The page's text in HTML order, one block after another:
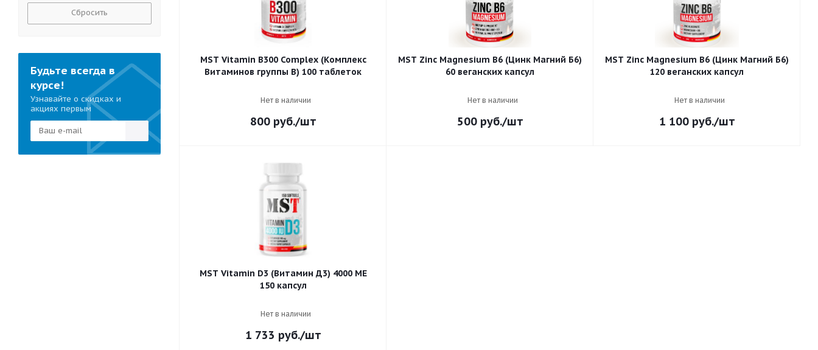
MST Vitamin B300 Complex (Комплекс
Витаминов группы В) 100 таблеток
Нет в наличии
800руб./шт
MST Zinc Magnesium B6 (Цинк Магний Б6)
60 веганских капсул
Нет в наличии
500руб./шт
MST Zinc Magnesium B6 (Цинк Магний Б6)
120 веганских капсул
Нет в наличии
1 100руб./шт
MST Vitamin D3 (Витамин Д3) 4000 МЕ
150 капсул
Нет в наличии
1 733 руб./шт
Сбросить
Будьте всегда в
курсе!
Узнавайте о скидках и
акциях первым